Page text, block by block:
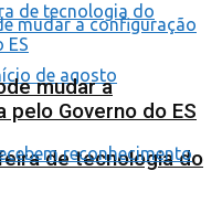
de tecnologia do
mudar a
Governo do ES